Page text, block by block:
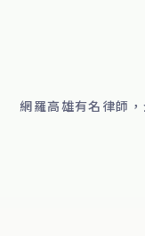
網羅高雄有名律師